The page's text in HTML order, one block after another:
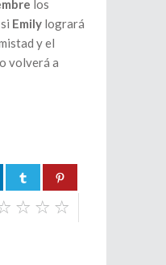
los
Emily logrará
y el
volverá a